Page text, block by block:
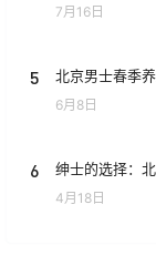
7月16日
5 北京男士春季
6月8日
6 绅士的选择：
4月18日